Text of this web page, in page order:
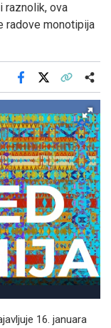
raznolik, ova
radove monotipija
Facebook
16. januara